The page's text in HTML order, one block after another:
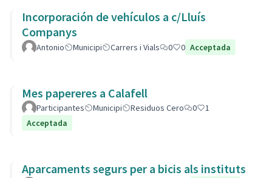
Incorporación de vehículos a c/Lluís
Companys
Antonio Municipi Carrers i Vials 0 0 Acceptada
Mes papereres a Calafell
Participantes Municipi Residuos Cero 0
1
Acceptada
Aparcaments segurs per a bicis als instituts